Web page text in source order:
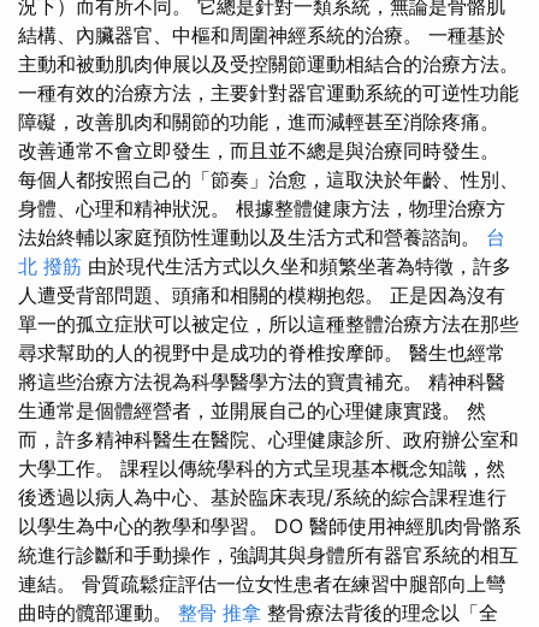
況下）而有所不同。 它總是針對一類系統，無論是骨骼肌
結構、內臟器官、中樞和周圍神經系統的治療。 一種基於
主動和被動肌肉伸展以及受控關節運動相結合的治療方法。
一種有效的治療方法，主要針對器官運動系統的可逆性功能
障礙，改善肌肉和關節的功能，進而減輕甚至消除疼痛。
改善通常不會立即發生，而且並不總是與治療同時發生。
每個人都按照自己的「節奏」治愈，這取決於年齡、性別、
身體、心理和精神狀況。 根據整體健康方法，物理治療方
法始終輔以家庭預防性運動以及生活方式和營養諮詢。 台
北 撥筋 由於現代生活方式以久坐和頻繁坐著為特徵，許多
人遭受背部問題、頭痛和相關的模糊抱怨。 正是因為沒有
單一的孤立症狀可以被定位，所以這種整體治療方法在那些
尋求幫助的人的視野中是成功的脊椎按摩師。 醫生也經常
將這些治療方法視為科學醫學方法的寶貴補充。 精神科醫
生通常是個體經營者，並開展自己的心理健康實踐。 然
而，許多精神科醫生在醫院、心理健康診所、政府辦公室和
大學工作。 課程以傳統學科的方式呈現基本概念知識，然
後透過以病人為中心、基於臨床表現/系統的綜合課程進行
以學生為中心的教學和學習。 DO 醫師使用神經肌肉骨骼系
統進行診斷和手動操作，強調其與身體所有器官系統的相互
連結。 骨質疏鬆症評估一位女性患者在練習中腿部向上彎
曲時的髖部運動。 整骨 推拿 整骨療法背後的理念以「全